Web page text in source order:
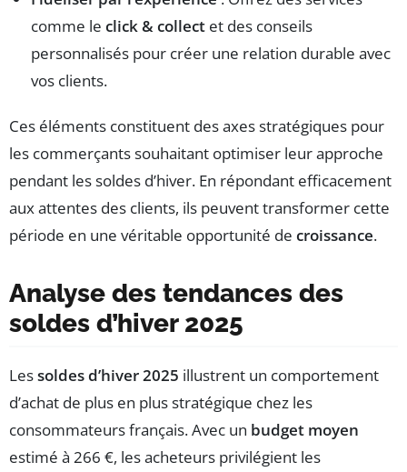
comme le click & collect et des conseils
personnalisés pour créer une relation durable avec
vos clients.
Ces éléments constituent des axes stratégiques pour
les commerçants souhaitant optimiser leur approche
pendant les soldes d’hiver. En répondant efficacement
aux attentes des clients, ils peuvent transformer cette
période en une véritable opportunité de croissance.
Analyse des tendances des
soldes d’hiver 2025
Lessoldes d’hiver 2025 illustrent un comportement
d’achat de plus en plus stratégique chez les
consommateurs français. Avec un budget moyen
estimé à 266 €, les acheteurs privilégient les